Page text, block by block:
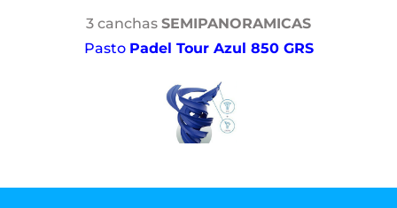
3 canchas SEMIPANORAMICAS
Pasto Padel Tour Azul 850 GRS